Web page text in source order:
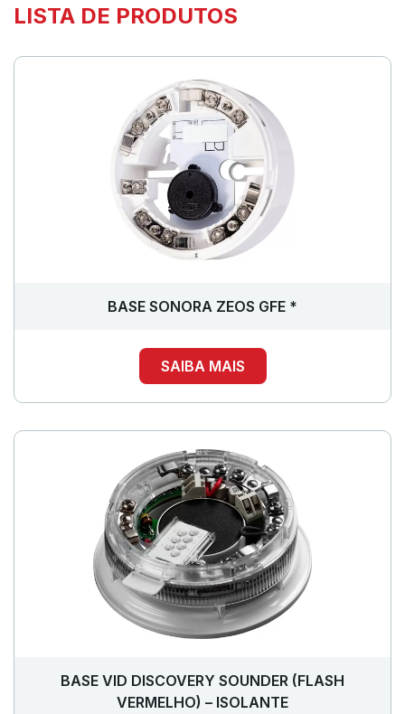
LISTA DE PRODUTOS
BASE SONORA ZEOS GFE *
SAIBA MAIS
BASE VID DISCOVERY SOUNDER (FLASH
VERMELHO) – ISOLANTE